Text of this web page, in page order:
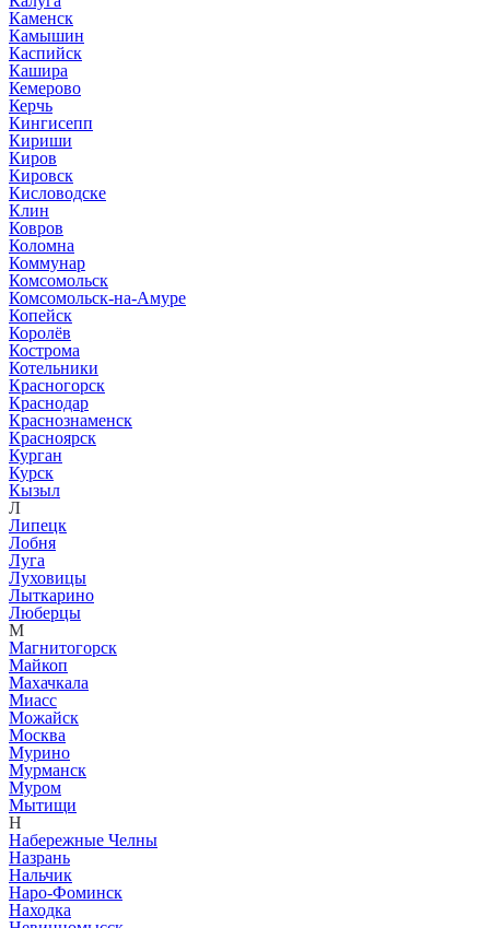
Каменск
Камышин
Каспийск
Кашира
Кемерово
Керчь
Кингисепп
Кириши
Киров
Кировск
Кисловодске
Клин
Ковров
Коломна
Коммунар
Комсомольск
Комсомольск-на-Амуре
Копейск
Королёв
Кострома
Котельники
Красногорск
Краснодар
Краснознаменск
Красноярск
Курган
Курск
Кызыл
Л
Липецк
Лобня
Луга
Луховицы
Лыткарино
Люберцы
М
Магнитогорск
Майкоп
Махачкала
Миасс
Можайск
Москва
Мурино
Мурманск
Муром
Мытищи
Н
Набережные Челны
Назрань
Нальчик
Наро-Фоминск
Находка